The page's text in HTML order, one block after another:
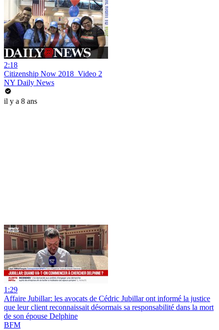
2:18
Citizenship Now 2018_Video 2
NY Daily News
il y a 8 ans
1:29
Affaire Jubillar: les avocats de Cédric Jubillar ont informé la justice
que leur client reconnaissait désormais sa responsabilité dans la mort
de son épouse Delphine
BFM